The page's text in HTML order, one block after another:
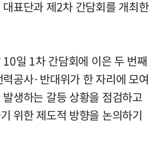
표단과 제2차 간담회를 개최한
일 1차 간담회에 이은 두 번째
공사·반대위가 한 자리에 모여
생하는 갈등 상황을 점검하고
위한 제도적 방향을 논의하기